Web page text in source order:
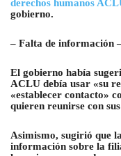
derechos humanos
gobierno.
– Falta de información
El gobierno había
ACLU debía usar «su
«establecer contacto»
quieren reunirse con
Asimismo, sugirió que
información sobre la